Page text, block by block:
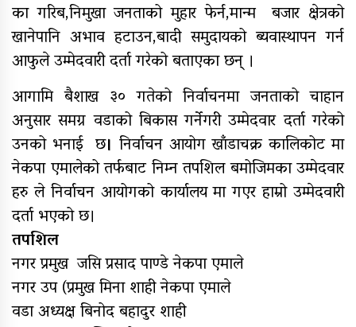
यौनिक तथा लैङ्गिक अल्पसंख्यक
बालबालिका तथा समुदायका मुद्दाका
विषयमा शिक्षकहरुलाई तालिम
राष्ट्रपति रनिङ शिल्डको जिल्ला स्तरीय
प्रतियोगिता सुरु
गर्भवतीको हेलिकप्टरबाट उद्धार
आर्थिक गणनाकाे लागि खटिए गणक
एम्बुलेन्स दुर्घटना : दुईको मृत्यु,दुई
घाइते
का गरिब,निमुखा जनताको मुहार फेर्न,मान्म बजार क्षेत्रको
खानेपानि अभाव हटाउन,बादी समुदायको ब्यवास्थापन गर्न
आफुले उम्मेदवारी दर्ता गरेको बताएका छन् ।
आगामि बैशाख ३० गतेको निर्वाचनमा जनताको चाहान
अनुसार समग्र वडाको बिकास गर्नेगरी उम्मेदवार दर्ता गरेको
उनको भनाई छ। निर्वाचन आयोग खाँडाचक्र कालिकोट मा
नेकपा एमालेको तर्फबाट निम्न तपशिल बमोजिमका उम्मेदवार
हरु ले निर्वाचन आयोगको कार्यालय मा गएर हाम्रो उम्मेदवारी
दर्ता भएको छ।
तपशिल
नगर प्रमुख जसि प्रसाद पाण्डे नेकपा एमाले
नगर उप (प्रमुख मिना शाही नेकपा एमाले
वडा अध्यक्ष बिनोद बहादुर शाही